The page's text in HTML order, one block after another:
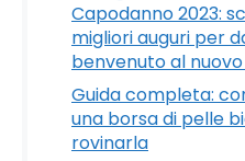
Capodanno 2023:
migliori auguri per
benvenuto al
Guida completa:
una borsa di pelle
rovinarla